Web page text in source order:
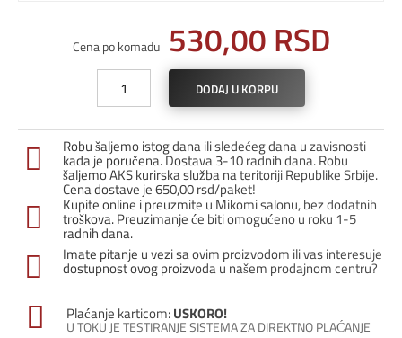
Cena po komadu 530,00 RSD
ST
10
UN
srebro
sjaj
količina
DODAJ U KORPU
Robu šaljemo istog dana ili sledećeg dana u zavisnosti
kada je poručena. Dostava 3-10 radnih dana. Robu
šaljemo AKS kurirska služba na teritoriji Republike Srbije.
Cena dostave je 650,00 rsd/paket!
Kupite online i preuzmite u Mikomi salonu, bez dodatnih
troškova. Preuzimanje će biti omogućeno u roku 1-5
radnih dana.
Imate pitanje u vezi sa ovim proizvodom ili vas interesuje
dostupnost ovog proizvoda u našem prodajnom centru?
Plaćanje karticom:USKORO!
U TOKU JE TESTIRANJE SISTEMA ZA DIREKTNO PLAĆANJE